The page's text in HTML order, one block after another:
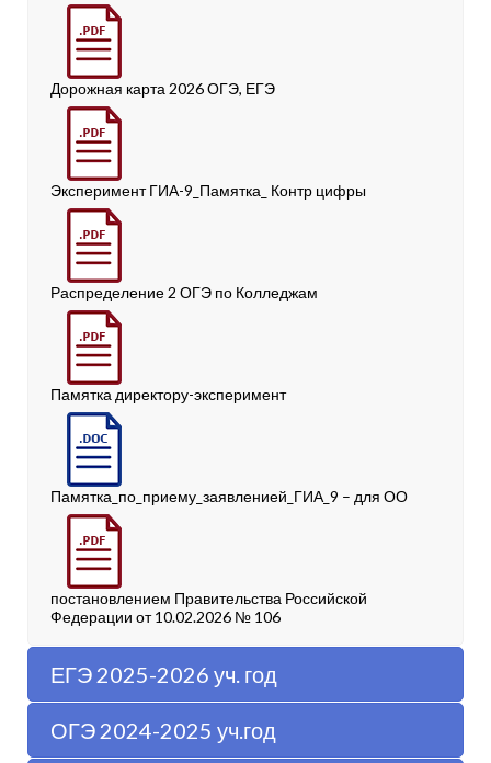
Дорожная карта 2026 ОГЭ, ЕГЭ
Эксперимент ГИА-9_Памятка_ Контр цифры
Распределение 2 ОГЭ по Колледжам
Памятка директору-эксперимент
Памятка_по_приему_заявленией_ГИА_9 – для ОО
постановлением Правительства Российской
Федерации от 10.02.2026 № 106
ЕГЭ 2025-2026 уч. год
ОГЭ 2024-2025 уч.год